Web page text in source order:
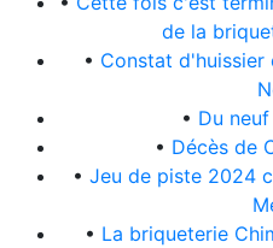
de la
• Constat
• Du
• Décès de
• Jeu de piste 2024
• La briqueterie